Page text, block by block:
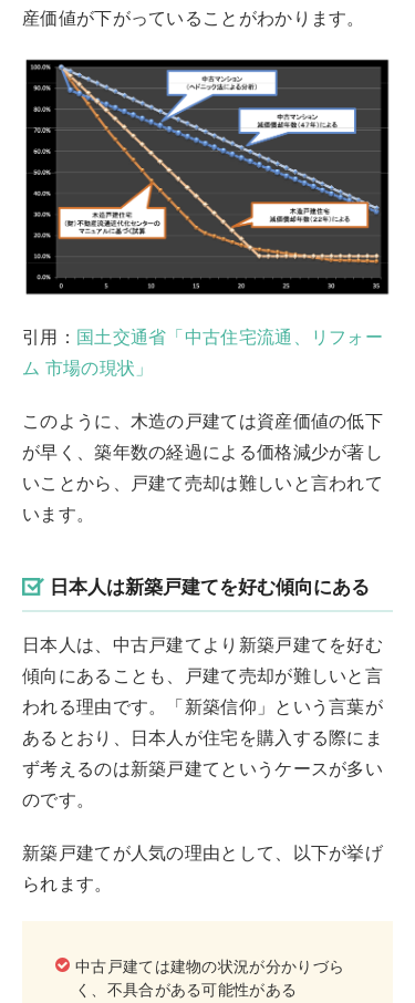
産価値が下がっていることがわかります。
引用： 国土交通省「中古住宅流通、リフォー
ム 市場の現状」
このように、木造の戸建ては資産価値の低下
が早く、築年数の経過による価格減少が著し
いことから、戸建て売却は難しいと言われて
います。
日本人は新築戸建てを好む傾向にある
日本人は、中古戸建てより新築戸建てを好む
傾向にあることも、戸建て売却が難しいと言
われる理由です。「新築信仰」という言葉が
あるとおり、日本人が住宅を購入する際にま
ず考えるのは新築戸建てというケースが多い
のです。
新築戸建てが人気の理由として、以下が挙げ
られます。
中古戸建ては建物の状況が分かりづら
く、不具合がある可能性がある